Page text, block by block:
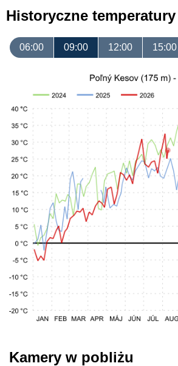
Historyczne temperatury
06:00 09:00 12:00 15:00
Kamery w pobliżu